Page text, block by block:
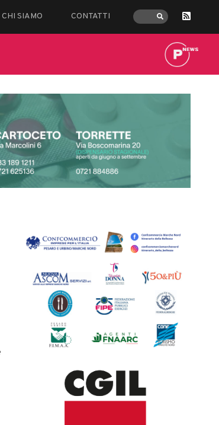
CHI SIAMO CONTATTI